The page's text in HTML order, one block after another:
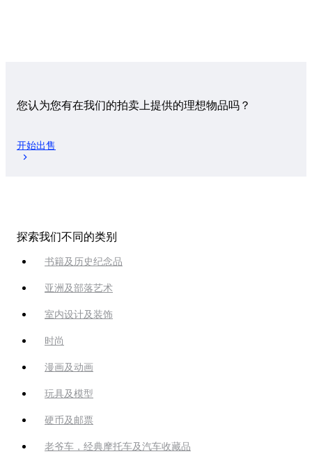
您认为您有在我们的拍卖上提供的理想物品吗？
开始出售
探索我们不同的类别
书籍及历史纪念品
亚洲及部落艺术
室内设计及装饰
时尚
漫画及动画
玩具及模型
硬币及邮票
老爷车，经典摩托车及汽车收藏品